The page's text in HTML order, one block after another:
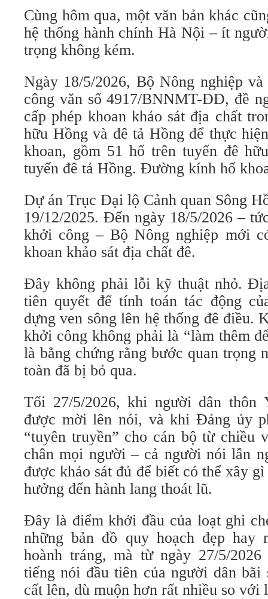
Cùng hôm qua, một văn bản khác
hệ thống hành chính Hà Nội – ít
trọng không kém.
Ngày 18/5/2026, Bộ Nông nghiệp
công văn số 4917/BNNMT-ĐĐ, đề
cấp phép khoan khảo sát địa chất
hữu Hồng và đê tả Hồng để thực
khoan, gồm 51 hố trên tuyến đê
tuyến đê tả Hồng. Đường kính hố
Dự án Trục Đại lộ Cảnh quan Sông
19/12/2025. Đến ngày 18/5/2026 –
khởi công – Bộ Nông nghiệp mới
khoan khảo sát địa chất đê.
Đây không phải lỗi kỹ thuật nhỏ.
tiên quyết để tính toán tác động
dựng ven sông lên hệ thống đê điều.
khởi công không phải là “làm thêm
là bằng chứng rằng bước quan trọng
toàn đã bị bỏ qua.
Tối 27/5/2026, khi người dân thôn
được mời lên nói, và khi Đảng ủy
“tuyên truyền” cho cán bộ từ chiều
chân mọi người – cả người nói lẫn
được khảo sát đủ để biết có thể xây
hưởng đến hành lang thoát lũ.
Đây là điểm khởi đầu của loạt ghi
những bản đồ quy hoạch đẹp hay
hoành tráng, mà từ ngày 27/5/
tiếng nói đầu tiên của người dân bãi
cất lên, dù muộn hơn rất nhiều so với